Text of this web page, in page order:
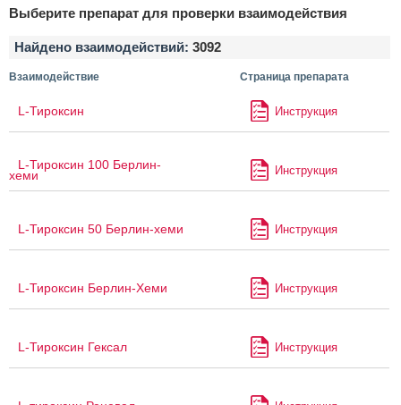
Выберите препарат для проверки взаимодействия
Найдено взаимодействий: 3092
Взаимодействие Страница препарата
L-Тироксин Инструкция
L-Тироксин 100 Берлин-
хеми Инструкция
L-Тироксин 50 Берлин-хеми Инструкция
L-Тироксин Берлин-Хеми Инструкция
L-Тироксин Гексал Инструкция